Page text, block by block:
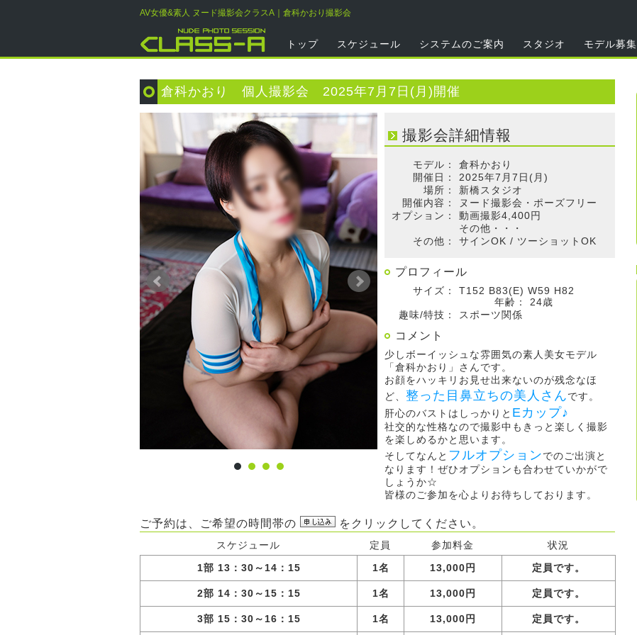
AV女優&素人 ヌード撮影会クラスA｜倉科かおり撮影会
トップ スケジュール システムのご案内 スタジオ モデル募集
倉科かおり 個人撮影会 2025年7月7日(月)開催
撮影会詳細情報
モデル：
倉科かおり
開催日：
2025年7月7日(月)
場所：
新橋スタジオ
開催内容：
ヌード撮影会・ポーズフリー
オプション：
動画撮影4,400円
その他・・・
その他：
サインOK / ツーショットOK
プロフィール
サイズ：
T152 B83(E) W59 H82
年齢：
24歳
趣味/特技：
スポーツ関係
コメント
少しボーイッシュな雰囲気の素人美女モデル
「倉科かおり」さんです。
お顔をハッキリお見せ出来ないのが残念なほ
ど、 整った目鼻立ちの美人さんです。
肝心のバストはしっかりと Eカップ♪
社交的な性格なので撮影中もきっと楽しく撮影
を楽しめるかと思います。
そしてなんと フルオプションでのご出演と
なります！ぜひオプションも合わせていかがで
しょうか☆
皆様のご参加を心よりお待ちしております。
ご予約は、ご希望の時間帯の をクリックしてください。
スケジュール 定員 参加料金
状況
1部 13：30～14：15
1名 13,000円 定員です。
2部 14：30～15：15 1名 13,000円 定員です。
3部 15：30～16：15 1名 13,000円 定員です。